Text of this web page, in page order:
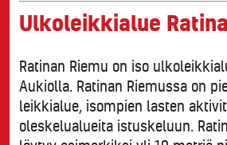
Ulkoleikkialue
Ratinan Riemu on iso
Aukiolla. Ratinan Riemussa on
leikkialue, isompien lasten
oleskelualueita istuskeluun.